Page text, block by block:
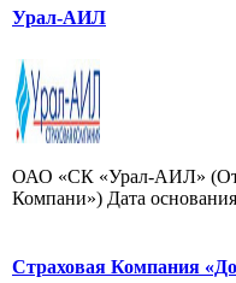
Урал-АИЛ
ОАО «СК «Урал-АИЛ»
Компани») Дата
Страховая Компания